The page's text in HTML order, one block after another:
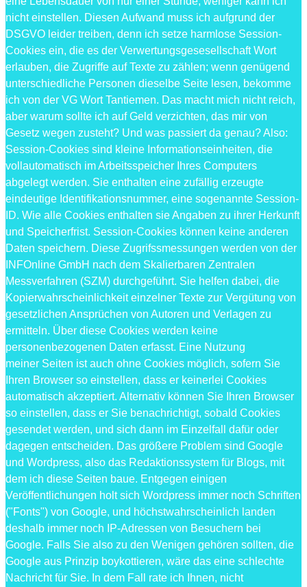
nicht einstellen. Diesen Aufwand muss ich aufgrund der
DSGVO leider treiben, denn ich setze harmlose Session-
Cookies ein, die es der Verwertungsgesesellschaft Wort
erlauben, die Zugriffe auf Texte zu zählen; wenn genügend
unterschiedliche Personen dieselbe Seite lesen, bekomme
ich von der VG Wort Tantiemen. Das macht mich nicht reich,
aber warum sollte ich auf Geld verzichten, das mir von
Gesetz wegen zusteht? Und was passiert da genau? Also:
Session-Cookies sind kleine Informationseinheiten, die
vollautomatisch im Arbeitsspeicher Ihres Computers
abgelegt werden. Sie enthalten eine zufällig erzeugte
eindeutige Identifikationsnummer, eine sogenannte Session-
ID. Wie alle Cookies enthalten sie Angaben zu ihrer Herkunft
und Speicherfrist. Session-Cookies können keine anderen
Daten speichern. Diese Zugrifssmessungen werden von der
INFOnline GmbH nach dem Skalierbaren Zentralen
Messverfahren (SZM) durchgeführt. Sie helfen dabei, die
Kopierwahrscheinlichkeit einzelner Texte zur Vergütung von
gesetzlichen Ansprüchen von Autoren und Verlagen zu
ermitteln. Über diese Cookies werden keine
personenbezogenen Daten erfasst. Eine Nutzung
meiner Seiten ist auch ohne Cookies möglich, sofern Sie
Ihren Browser so einstellen, dass er keinerlei Cookies
automatisch akzeptiert. Alternativ können Sie Ihren Browser
so einstellen, dass er Sie benachrichtigt, sobald Cookies
gesendet werden, und sich dann im Einzelfall dafür oder
dagegen entscheiden. Das größere Problem sind Google
und Wordpress, also das Redaktionssystem für Blogs, mit
dem ich diese Seiten baue. Entgegen einigen
Veröffentlichungen holt sich Wordpress immer noch Schriften
("Fonts") von Google, und höchstwahrscheinlich landen
deshalb immer noch IP-Adressen von Besuchern bei
Google. Falls Sie also zu den Wenigen gehören sollten, die
Google aus Prinzip boykottieren, wäre das eine schlechte
Nachricht für Sie. In dem Fall rate ich Ihnen, nicht